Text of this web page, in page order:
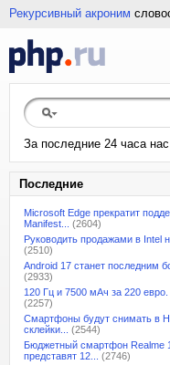
Рекурсивный акроним
За последние 24 часа
Последние
Microsoft Edge прекратит
Manifest...
(2604)
Руководить продажами в Intel
(2510)
Android 17 станет последним
(2933)
120 Гц и 7500 мАч за 220 евро.
(2257)
Смартфоны будут снимать в
склейки...
(2544)
Бюджетный смартфон Realme
представят 12...
(2746)